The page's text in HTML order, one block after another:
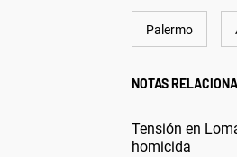
Palermo
NOTAS
Tensión en
homicida